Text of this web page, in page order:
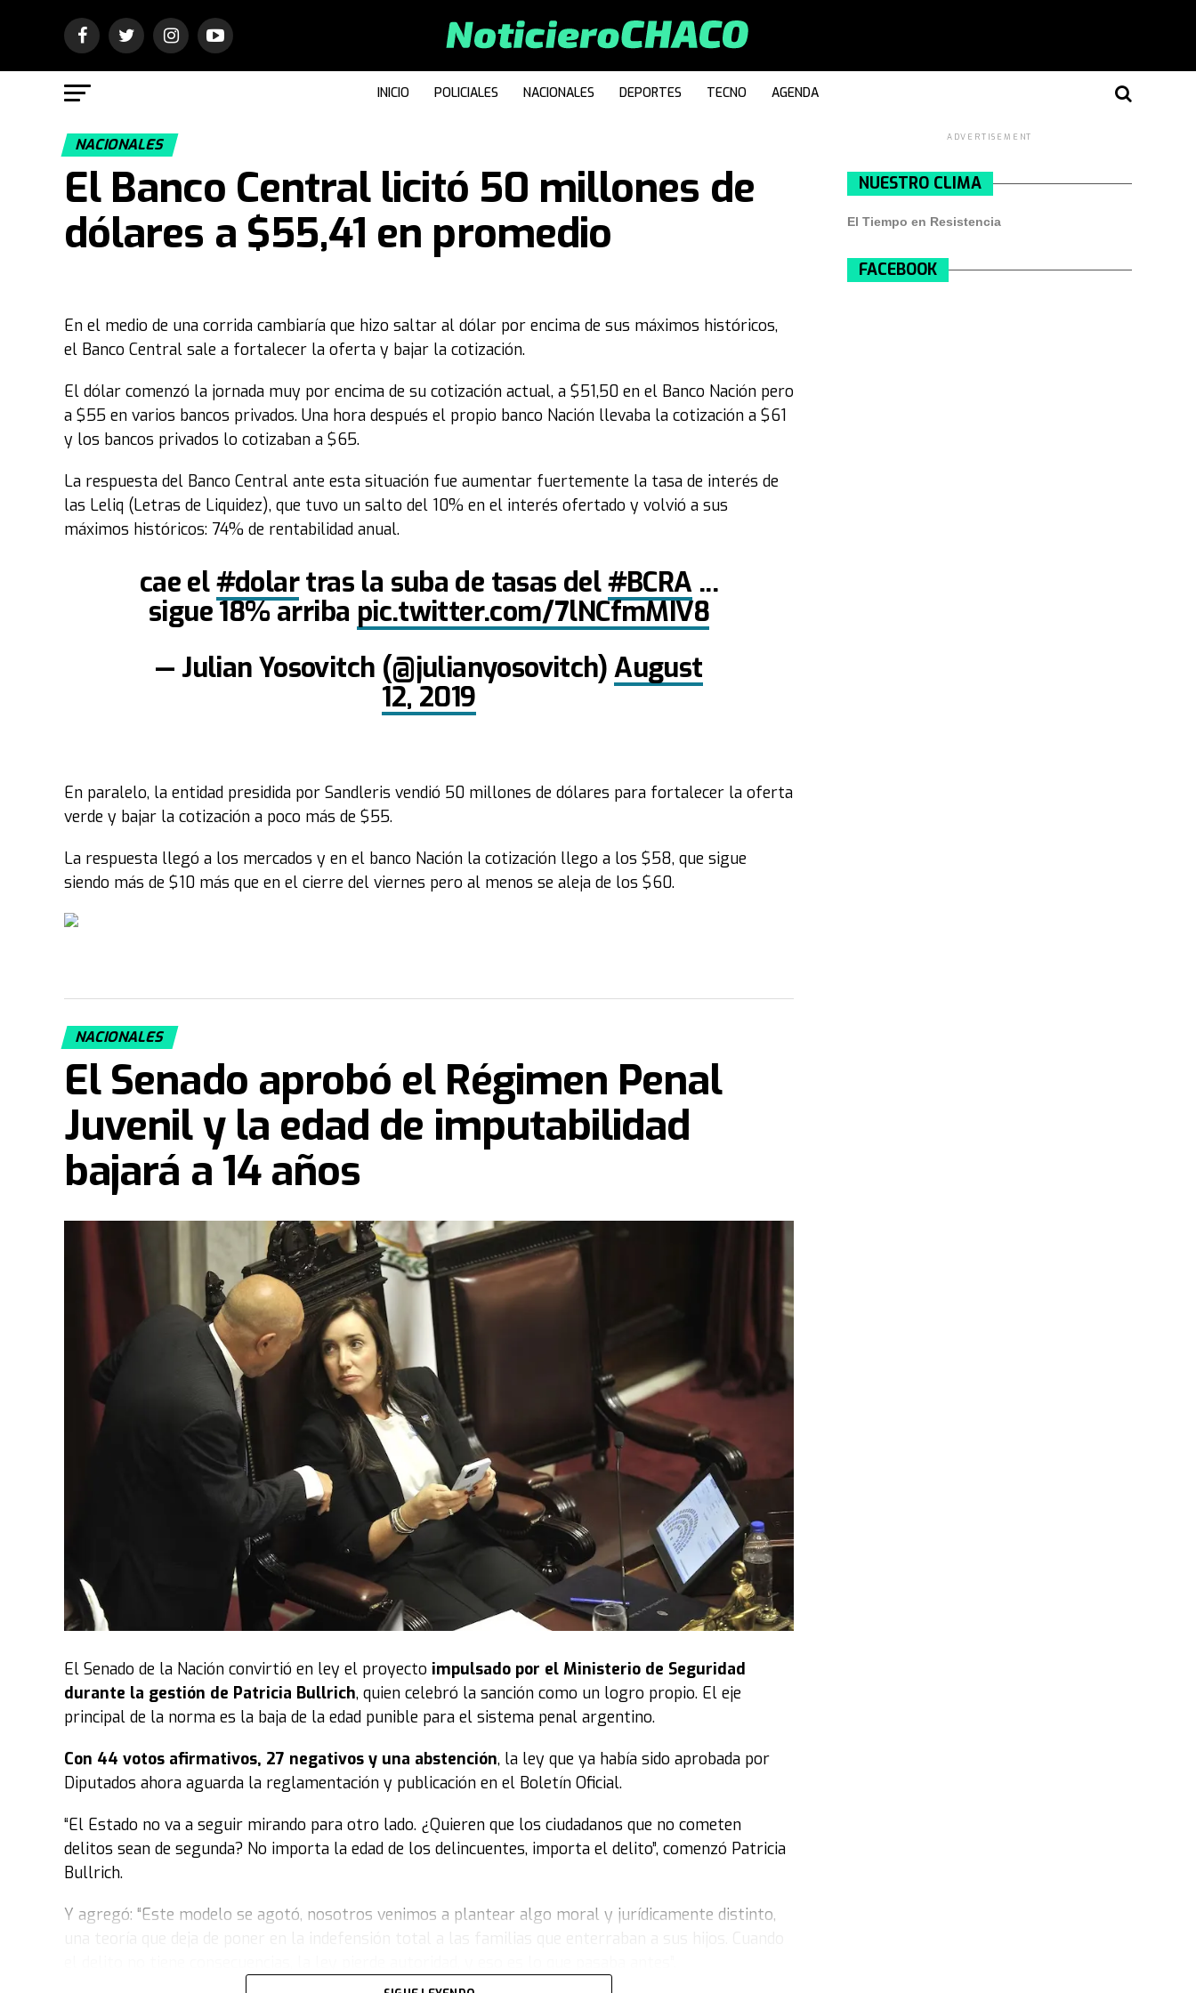
INICIO POLICIALES NACIONALES DEPORTES TECNO AGENDA
NACIONALES
El Banco Central licitó 50 millones de
dólares a $55,41 en promedio
En el medio de una corrida cambiaría que hizo saltar al dólar por encima de sus máximos históricos,
el Banco Central sale a fortalecer la oferta y bajar la cotización.
El dólar comenzó la jornada muy por encima de su cotización actual, a $51,50 en el Banco Nación pero
a $55 en varios bancos privados. Una hora después el propio banco Nación llevaba la cotización a $61
y los bancos privados lo cotizaban a $65.
La respuesta del Banco Central ante esta situación fue aumentar fuertemente la tasa de interés de
las Leliq (Letras de Liquidez), que tuvo un salto del 10% en el interés ofertado y volvió a sus
máximos históricos: 74% de rentabilidad anual.
cae el#dolartras la suba de tasas del#BCRA...
sigue 18% arriba pic.twitter.com/7lNCfmMIV8
— Julian Yosovitch (@julianyosovitch)August
12, 2019
En paralelo, la entidad presidida por Sandleris vendió 50 millones de dólares para fortalecer la oferta
verde y bajar la cotización a poco más de $55.
La respuesta llegó a los mercados y en el banco Nación la cotización llego a los $58, que sigue
siendo más de $10 más que en el cierre del viernes pero al menos se aleja de los $60.
NACIONALES
El Senado aprobó el Régimen Penal
Juvenil y la edad de imputabilidad
bajará a 14 años
El Senado de la Nación convirtió en ley el proyecto impulsado por el Ministerio de Seguridad
durante la gestión de Patricia Bullrich, quien celebró la sanción como un logro propio. El eje
principal de la norma es la baja de la edad punible para el sistema penal argentino.
Con 44 votos afirmativos, 27 negativos y una abstención, la ley que ya había sido aprobada por
Diputados ahora aguarda la reglamentación y publicación en el Boletín Oficial.
“El Estado no va a seguir mirando para otro lado. ¿Quieren que los ciudadanos que no cometen
delitos sean de segunda? No importa la edad de los delincuentes, importa el delito”, comenzó Patricia
Bullrich.
Y agregó: “Este modelo se agotó, nosotros venimos a plantear algo moral y jurídicamente distinto,
ADVERTISEMENT
NUESTRO CLIMA
El Tiempo en Resistencia
FACEBOOK